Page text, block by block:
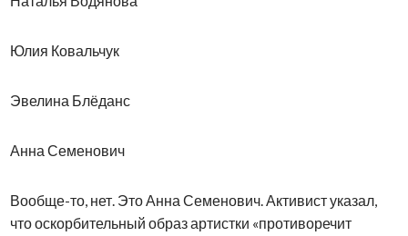
Юлия Ковальчук
Эвелина Блёданс
Анна Семенович
Вообще-то, нет. Это Анна Семенович. Активист указал,
что оскорбительный образ артистки «противоречит